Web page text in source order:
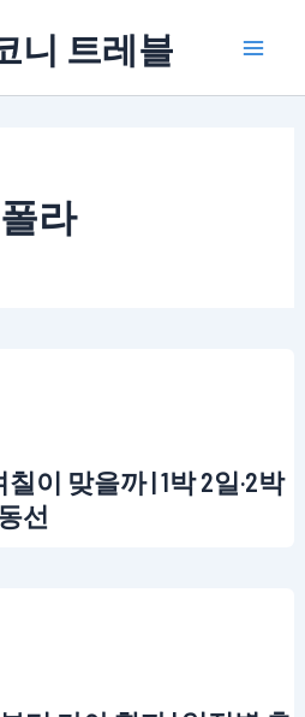
니 트레블
라
이 맞을까 | 1박 2일·2박
선